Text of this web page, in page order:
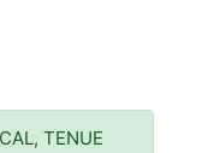
TENUE